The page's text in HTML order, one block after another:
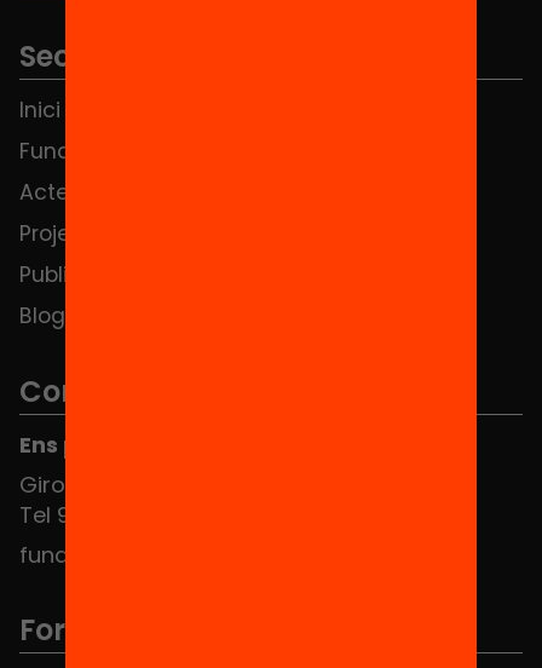
Seccions
Inici
Fundació
Actes
Projectes
Publicacions i vídeos
Blog
Contacte
Ens pots trobar al Hub Social
Girona 34, interior 08010 Barcelona
Tel 934 588 700
fundacio@equitat.org
Formem part de...